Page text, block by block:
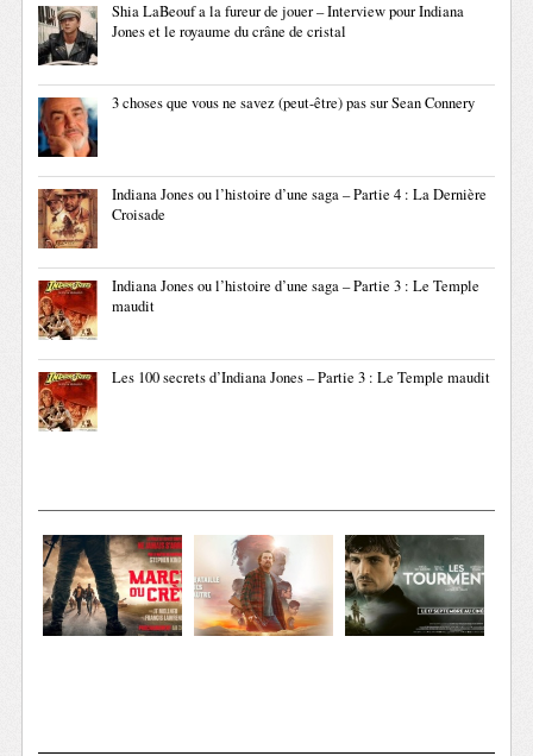
Shia LaBeouf a la fureur de jouer – Interview pour Indiana
Jones et le royaume du crâne de cristal
3 choses que vous ne savez (peut-être) pas sur Sean Connery
Indiana Jones ou l’histoire d’une saga – Partie 4 : La Dernière
Croisade
Indiana Jones ou l’histoire d’une saga – Partie 3 : Le Temple
maudit
Les 100 secrets d’Indiana Jones – Partie 3 : Le Temple maudit